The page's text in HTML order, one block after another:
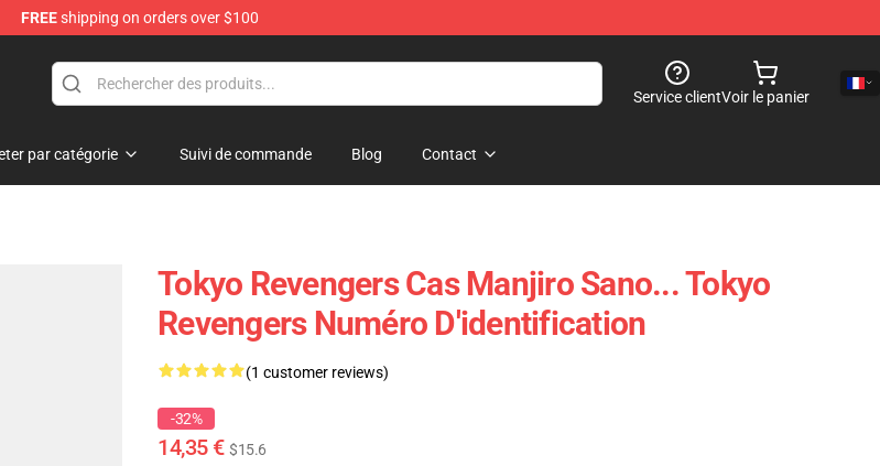
FREEshipping on orders over $100
Service clientVoir le panier
par catégorie Suivi de commande Blog Contact
Tokyo Revengers Cas Manjiro Sano... Tokyo
Revengers Numéro D'identification
(1 customer reviews)
-32%
14,35 € $15.6